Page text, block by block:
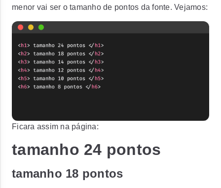
menor vai ser o tamanho de pontos da fonte. Vejamos:
Ficara assim na página:
tamanho 24 pontos
tamanho 18 pontos